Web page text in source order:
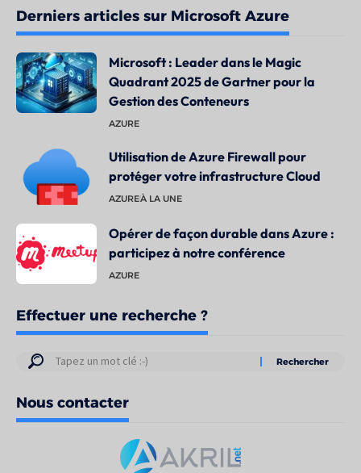
Derniers articles sur Microsoft Azure
Microsoft : Leader dans le Magic
Quadrant 2025 de Gartner pour la
Gestion des Conteneurs
AZURE
Utilisation de Azure Firewall pour
protéger votre infrastructure Cloud
AZUREÀ LA UNE
Opérer de façon durable dans Azure :
participez à notre conférence
AZURE
Effectuer une recherche ?
Résultats
votre
recherche
Nous contacter